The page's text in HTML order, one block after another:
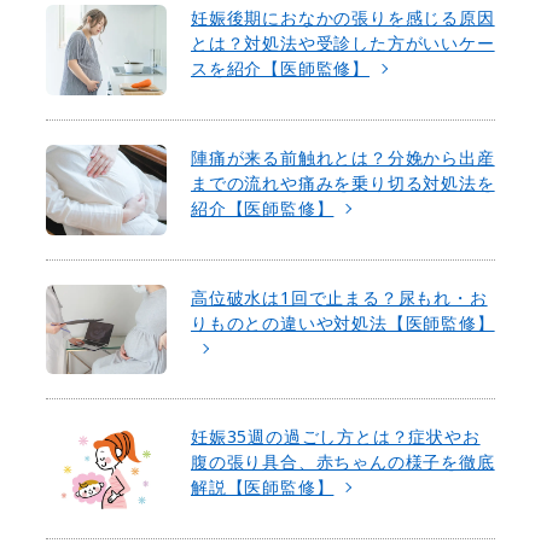
妊娠後期におなかの張りを感じる原因
とは？対処法や受診した方がいいケー
スを紹介【医師監修】
陣痛が来る前触れとは？分娩から出産
までの流れや痛みを乗り切る対処法を
紹介【医師監修】
高位破水は1回で止まる？尿もれ・お
りものとの違いや対処法【医師監修】
妊娠35週の過ごし方とは？症状やお
腹の張り具合、赤ちゃんの様子を徹底
解説【医師監修】